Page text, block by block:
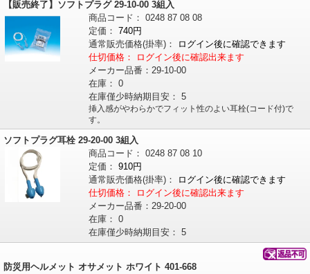
【販売終了】ソフトプラグ 29-10-00 3組入
商品コード： 0248 87 08 08
定価： 740円
通常販売価格(掛率)：
ログイン後に確認できます
仕切価格：
ログイン後に確認出来ます
メーカー品番： 29-10-00
在庫： 0
在庫僅少時納期目安： 5
挿入感がやわらかでフィット性のよい耳栓(コード付)で
す。
ソフトプラグ耳栓 29-20-00 3組入
商品コード： 0248 87 08 10
定価： 910円
通常販売価格(掛率)：
ログイン後に確認できます
仕切価格：
ログイン後に確認出来ます
メーカー品番： 29-20-00
在庫： 0
在庫僅少時納期目安： 5
防災用ヘルメット オサメット ホワイト 401-668